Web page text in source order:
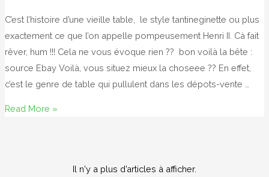
C’est l’histoire d’une vieille table, le style tantineginette ou plus
exactement ce que l’on appelle pompeusement Henri II. Cà fait
rêver, hum !!! Cela ne vous évoque rien ?? bon voilà la bête :
source Ebay Voilà, vous situez mieux la choseee ?? En effet,
c’est le genre de table qui pullulent dans les dépots-vente …
Ma
Read More »
Il n'y a plus d’articles à afficher.